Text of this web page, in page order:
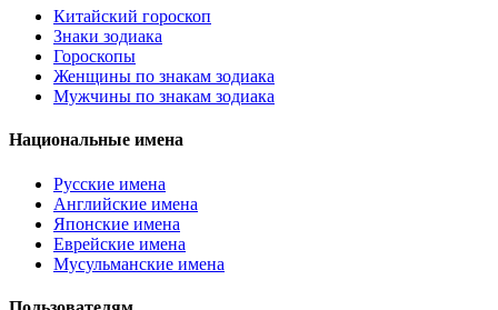
Китайский гороскоп
Знаки зодиака
Гороскопы
Женщины по знакам зодиака
Мужчины по знакам зодиака
Национальные имена
Русские имена
Английские имена
Японские имена
Еврейские имена
Мусульманские имена